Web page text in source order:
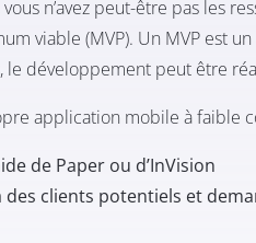
n’avez peut-être pas les
viable (MVP). Un MVP est
le développement peut être
application mobile à faible
de Paper ou d’InVision
des clients potentiels et